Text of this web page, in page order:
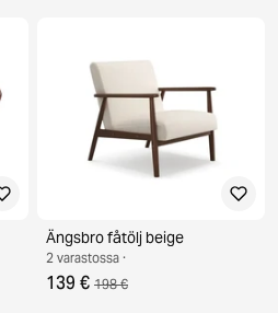
Ängsbro fåtölj beige
2 varastossa ·
139 € 198 €